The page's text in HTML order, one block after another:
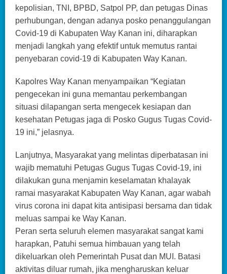
kepolisian, TNI, BPBD, Satpol PP, dan petugas Dinas
perhubungan, dengan adanya posko penanggulangan
Covid-19 di Kabupaten Way Kanan ini, diharapkan
menjadi langkah yang efektif untuk memutus rantai
penyebaran covid-19 di Kabupaten Way Kanan.
Kapolres Way Kanan menyampaikan “Kegiatan
pengecekan ini guna memantau perkembangan
situasi dilapangan serta mengecek kesiapan dan
kesehatan Petugas jaga di Posko Gugus Tugas Covid-
19 ini,” jelasnya.
Lanjutnya, Masyarakat yang melintas diperbatasan ini
wajib mematuhi Petugas Gugus Tugas Covid-19, ini
dilakukan guna menjamin keselamatan khalayak
ramai masyarakat Kabupaten Way Kanan, agar wabah
virus corona ini dapat kita antisipasi bersama dan tidak
meluas sampai ke Way Kanan.
Peran serta seluruh elemen masyarakat sangat kami
harapkan, Patuhi semua himbauan yang telah
dikeluarkan oleh Pemerintah Pusat dan MUI. Batasi
aktivitas diluar rumah, jika mengharuskan keluar